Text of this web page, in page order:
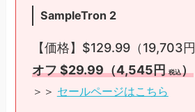
SampleTron 2
【価格】$129.99（19,703円
オフ $29.99（4,545円税込）
＞＞ セールページはこちら